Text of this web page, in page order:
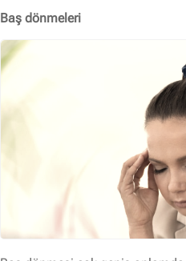
Baş dönmeleri